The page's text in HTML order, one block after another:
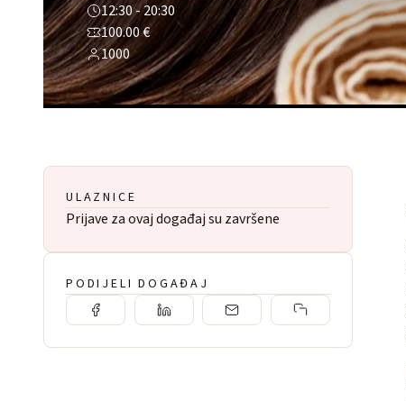
12:30 - 20:30
100.00 €
1000
ULAZNICE
Prijave za ovaj događaj su završene
PODIJELI DOGAĐAJ